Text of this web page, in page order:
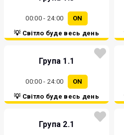
00:00 - 24:00
ON
💡 Світло буде весь день
Група 1.1
00:00 - 24:00
ON
💡 Світло буде весь день
Група 2.1